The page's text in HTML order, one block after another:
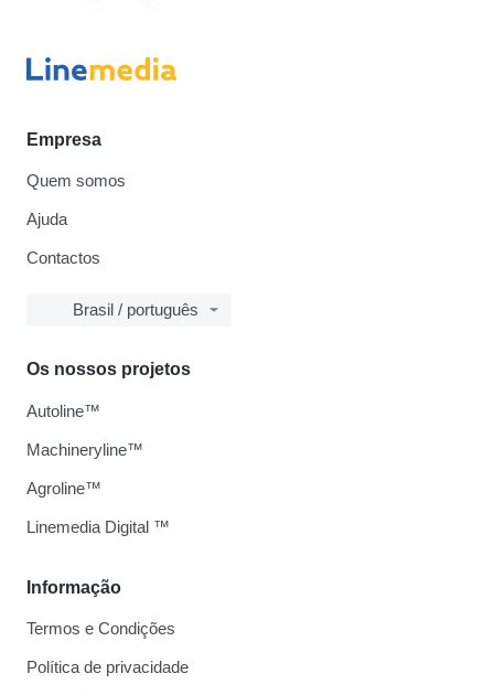
Empresa
Quem somos
Ajuda
Contactos
Brasil / português
Informação
Termos e Condições
Política de privacidade
Os nossos projetos
Autoline™
Machineryline™
Agroline™
Linemedia Digital ™